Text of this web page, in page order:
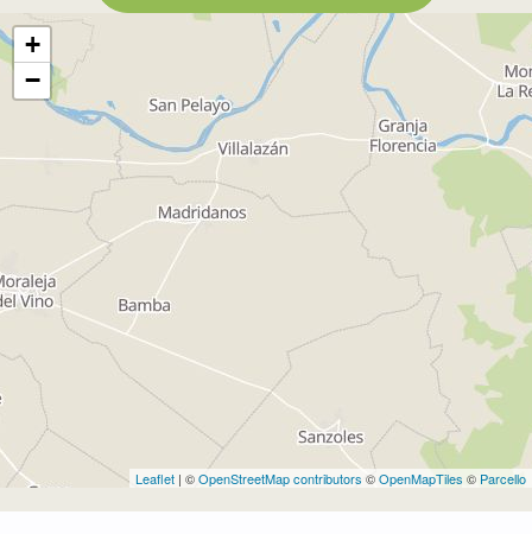
+
−
Leaflet | ©OpenStreetMap contributors ©OpenMapTiles © Parcello